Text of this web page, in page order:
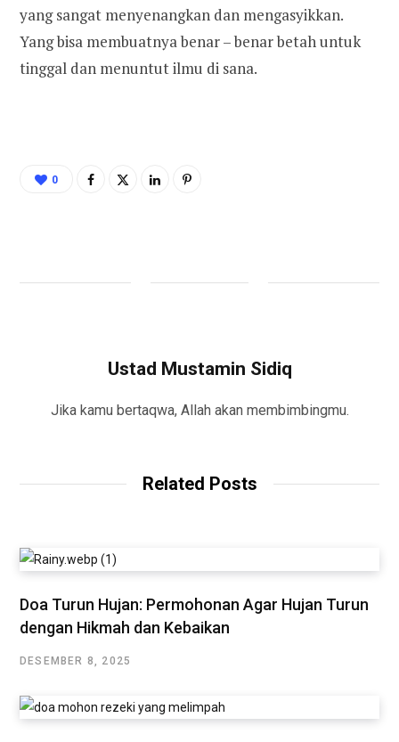
yang sangat menyenangkan dan mengasyikkan.
Yang bisa membuatnya benar – benar betah untuk
tinggal dan menuntut ilmu di sana.
0
Ustad Mustamin Sidiq
Jika kamu bertaqwa, Allah akan membimbingmu.
Related Posts
Doa Turun Hujan: Permohonan Agar Hujan Turun
dengan Hikmah dan Kebaikan
DESEMBER 8, 2025